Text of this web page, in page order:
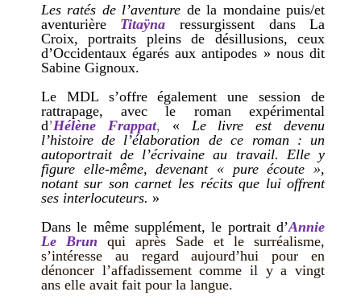
Les ratés de l’aventure de la mondaine puis/et
aventurière Titaÿnaressurgissent dans La
Croix, portraits pleins de désillusions, ceux
d’Occidentaux égarés aux antipodes » nous dit
Sabine Gignoux.
Le MDL s’offre également une session de
rattrapage, avec le roman expérimental
d’Hélène Frappat, « Le livre est devenu
l’histoire de l’élaboration de ce roman : un
autoportrait de l’écrivaine au travail. Elle y
figure elle-même, devenant « pure écoute »,
notant sur son carnet les récits que lui offrent
ses interlocuteurs. »
Dans le même supplément, le portraitd’Annie
Le Brun
qui après Sade et le surréalisme,
s’intéresse au regard aujourd’hui pour en
dénoncer l’affadissement comme il y a vingt
ans elle avait fait pour la langue.